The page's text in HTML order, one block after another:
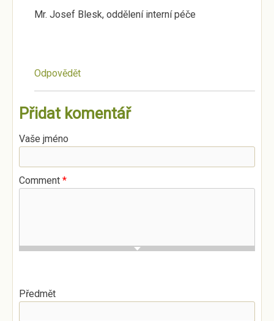
Mr. Josef Blesk, oddělení interní péče
Odpovědět
Přidat komentář
Vaše jméno
Comment *
Předmět